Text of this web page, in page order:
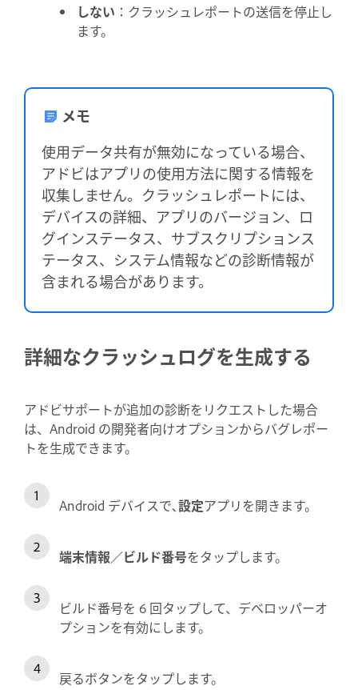
しない ：クラッシュレポートの送信を停止し
ます。
メモ
使用データ共有が無効になっている場合、
アドビはアプリの使用方法に関する情報を
収集しません。クラッシュレポートには、
デバイスの詳細、アプリのバージョン、ロ
グインステータス、サブスクリプションス
テータス、システム情報などの診断情報が
含まれる場合があります。
詳細なクラッシュログを生成する
アドビサポートが追加の診断をリクエストした場合
は、Android の開発者向けオプションからバグレポー
トを生成できます。
Android デバイスで､設定アプリを開きます。
端末情報／ビルド番号をタップします。
ビルド番号を 6 回タップして、デベロッパーオ
プションを有効にします。
戻るボタンをタップします。